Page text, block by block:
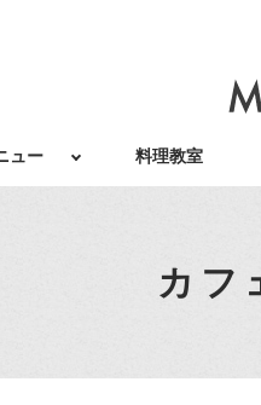
ュー 料理教室
カフ